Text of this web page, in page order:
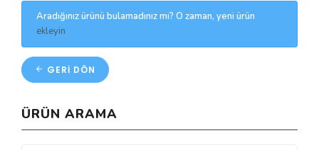
Aradığınız ürünü bulamadınız mı? O zaman, yeni ürün
ekleyin
GERI DÖN
ÜRÜN ARAMA